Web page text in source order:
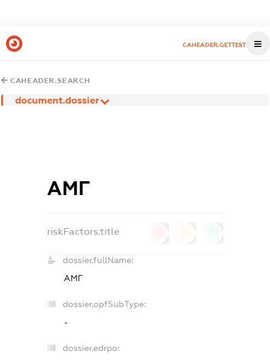
CAHEADER.GETTEST
CAHEADER.SEARCH
document.dossier
АМГ
riskFactors.title
dossier.fullName:
АМГ
dossier.opfSubType:
-
dossier.edrpo: